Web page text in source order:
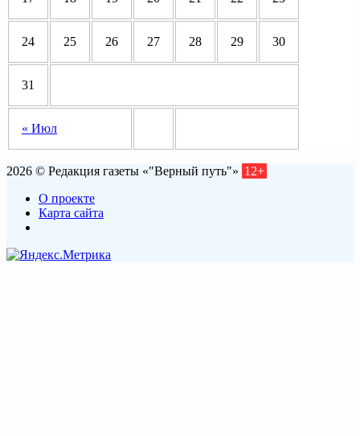
« Июл
24 25 26 27 28 29 30
31
2026 © Редакция газеты «"Верный путь"» 12+
О проекте
Карта сайта